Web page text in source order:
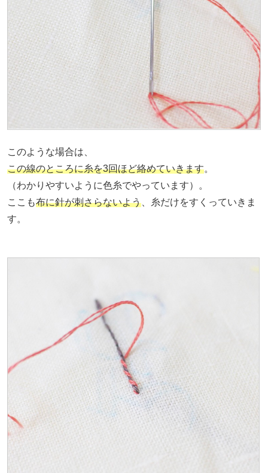
このような場合は、
この線のところに糸を3回ほど絡めていきます。
（わかりやすいように色糸でやっています）。
ここも布に針が刺さらないよう 、糸だけをすくっていきま
す。